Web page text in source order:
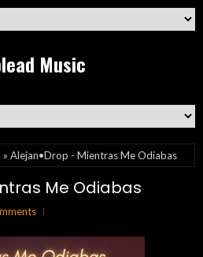
Music
» Alejan•Drop - Mientras Me Odiabas
Me Odiabas